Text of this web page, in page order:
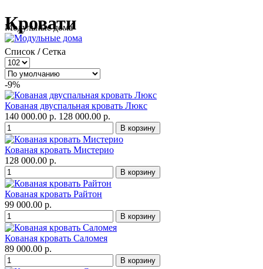
Модульные дома
Кровати
Список / Сетка
-9%
Кованая двуспальная кровать Люкс
140 000.00 р. 128 000.00 р.
Кованая кровать Мистерио
128 000.00 р.
Кованая кровать Райтон
99 000.00 р.
Кованая кровать Саломея
89 000.00 р.